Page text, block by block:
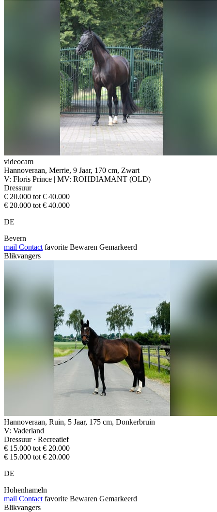
videocam
Hannoveraan, Merrie, 9 Jaar, 170 cm, Zwart
V: Floris Prince | MV: ROHDIAMANT (OLD)
Dressuur
€ 20.000 tot € 40.000
€ 20.000 tot € 40.000
DE
Bevern
mail Contact favorite Bewaren Gemarkeerd
Blikvangers
Hannoveraan, Ruin, 5 Jaar, 175 cm, Donkerbruin
V: Vaderland
Dressuur · Recreatief
€ 15.000 tot € 20.000
€ 15.000 tot € 20.000
DE
Hohenhameln
mail Contact favorite Bewaren Gemarkeerd
Blikvangers